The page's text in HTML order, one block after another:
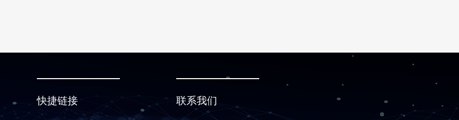
快捷链接 联系我们